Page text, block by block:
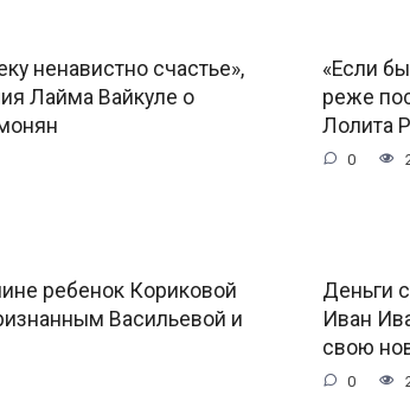
ненавистно счастье»,
Лайма Вайкуле о
«Если
реже
Лолита
0
ребенок Кориковой
Васильевой и
Деньги
Иван
свою
0